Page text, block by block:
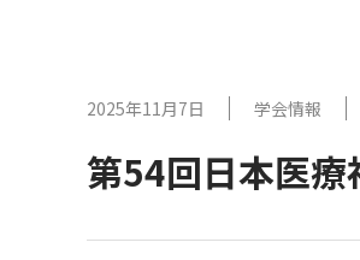
2025年11月7日 学会情報
第54回日本医